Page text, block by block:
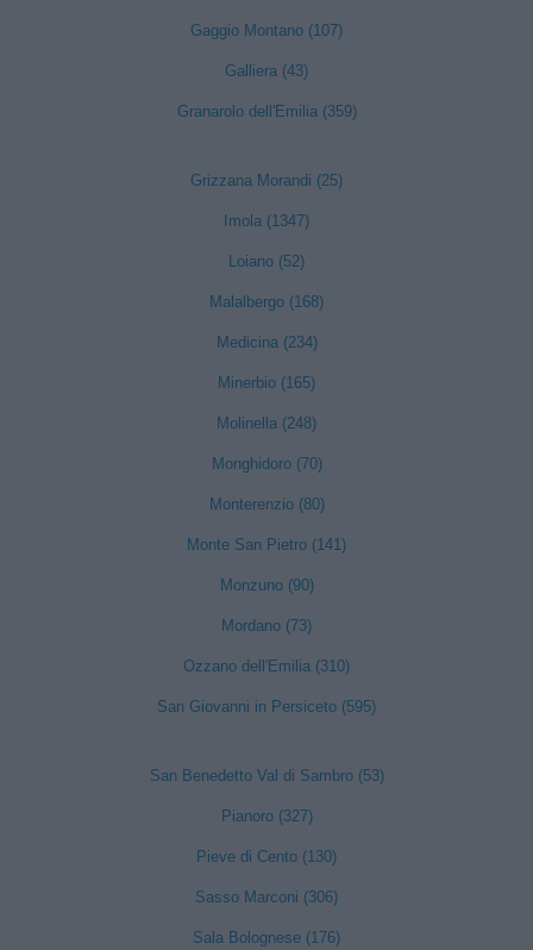
Gaggio Montano (107)
Galliera (43)
Granarolo dell'Emilia (359)
Grizzana Morandi (25)
Imola (1347)
Loiano (52)
Malalbergo (168)
Medicina (234)
Minerbio (165)
Molinella (248)
Monghidoro (70)
Monterenzio (80)
Monte San Pietro (141)
Monzuno (90)
Mordano (73)
Ozzano dell'Emilia (310)
San Giovanni in Persiceto (595)
San Benedetto Val di Sambro (53)
Pianoro (327)
Pieve di Cento (130)
Sasso Marconi (306)
Sala Bolognese (176)